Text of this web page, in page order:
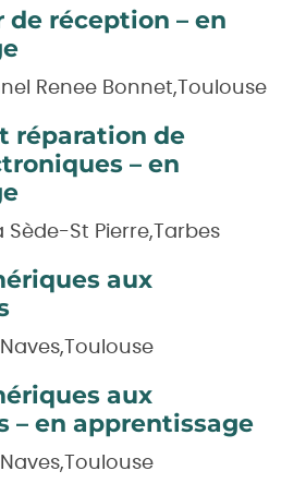
réception – en
Renee Bonnet,Toulouse
réparation de
– en
Sède-St Pierre,Tarbes
aux
aux
– en apprentissage